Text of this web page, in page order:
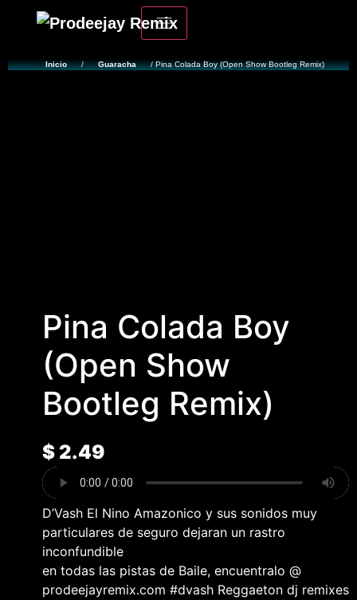
Inicio / Guaracha / Pina Colada Boy (Open Show Bootleg Remix)
Pina Colada Boy
(Open Show
Bootleg Remix)
$2.49
D’Vash El Nino Amazonico y sus sonidos muy
particulares de seguro dejaran un rastro
inconfundible
en todas las pistas de Baile, encuentralo @
prodeejayremix.com #dvash Reggaeton dj remixes